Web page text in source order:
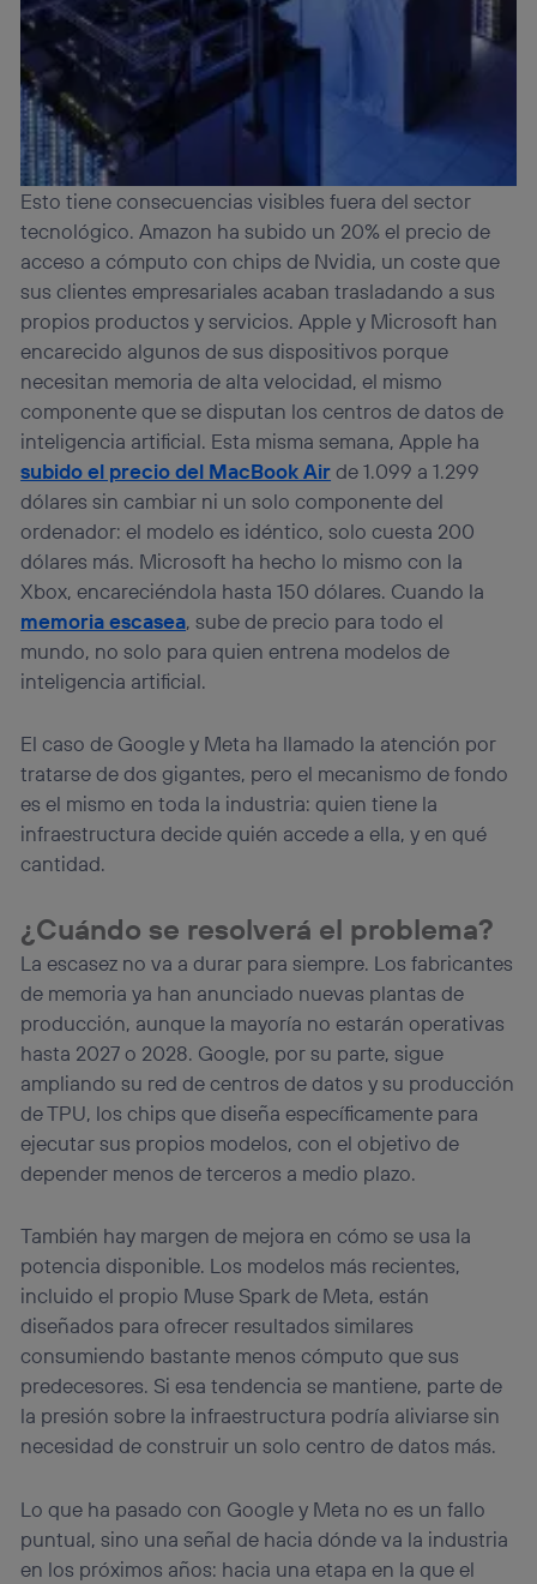
Esto tiene consecuencias visibles fuera del sector
tecnológico. Amazon ha subido un 20% el precio de
acceso a cómputo con chips de Nvidia, un coste que
sus clientes empresariales acaban trasladando a sus
propios productos y servicios. Apple y Microsoft han
encarecido algunos de sus dispositivos porque
necesitan memoria de alta velocidad, el mismo
componente que se disputan los centros de datos de
inteligencia artificial. Esta misma semana, Apple ha
subido el precio del MacBook Airde 1.099 a 1.299
dólares sin cambiar ni un solo componente del
ordenador: el modelo es idéntico, solo cuesta 200
dólares más. Microsoft ha hecho lo mismo con la
Xbox, encareciéndola hasta 150 dólares. Cuando la
memoria escasea, sube de precio para todo el
mundo, no solo para quien entrena modelos de
inteligencia artificial.
El caso de Google y Meta ha llamado la atención por
tratarse de dos gigantes, pero el mecanismo de fondo
es el mismo en toda la industria: quien tiene la
infraestructura decide quién accede a ella, y en qué
cantidad.
¿Cuándo se resolverá el problema?
La escasez no va a durar para siempre. Los fabricantes
de memoria ya han anunciado nuevas plantas de
producción, aunque la mayoría no estarán operativas
hasta 2027 o 2028. Google, por su parte, sigue
ampliando su red de centros de datos y su producción
de TPU, los chips que diseña específicamente para
ejecutar sus propios modelos, con el objetivo de
depender menos de terceros a medio plazo.
También hay margen de mejora en cómo se usa la
potencia disponible. Los modelos más recientes,
incluido el propio Muse Spark de Meta, están
diseñados para ofrecer resultados similares
consumiendo bastante menos cómputo que sus
predecesores. Si esa tendencia se mantiene, parte de
la presión sobre la infraestructura podría aliviarse sin
necesidad de construir un solo centro de datos más.
Lo que ha pasado con Google y Meta no es un fallo
puntual, sino una señal de hacia dónde va la industria
en los próximos años: hacia una etapa en la que el